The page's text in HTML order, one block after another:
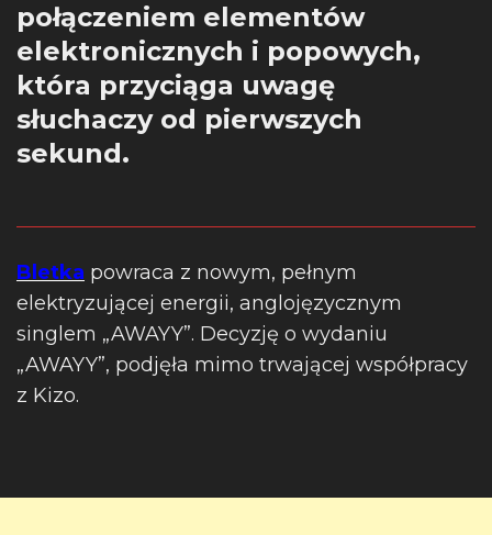
połączeniem elementów
elektronicznych i popowych,
która przyciąga uwagę
słuchaczy od pierwszych
sekund.
Bletka powraca z nowym, pełnym
elektryzującej energii, anglojęzycznym
singlem „AWAYY”. Decyzję o wydaniu
„AWAYY”, podjęła mimo trwającej współpracy
z Kizo.